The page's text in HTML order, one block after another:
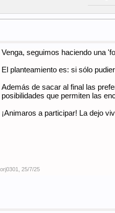
Venga, seguimos haciendo una
El planteamiento es: si sólo
Además de sacar al final las
posibilidades que permiten las
¡Animaros a participar! La dejo
25/7/25